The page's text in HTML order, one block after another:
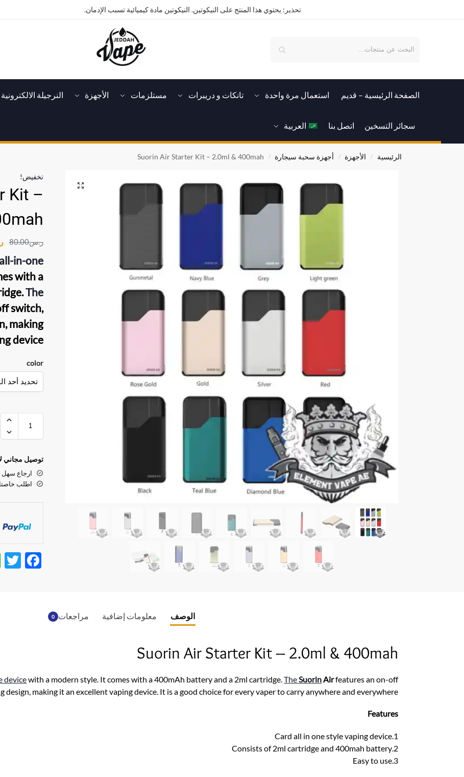
تحذير: يحتوي هذا المنتج على النيكوتين. النيكوتين مادة كيميائية تسبب الإدمان.
الصفحة الرئيسية – قدیم استعمال مرة واحدة تانكات و دريبرات مستلزمات الأجهزة النرجيلة الالكترونية
سجائر التسخين اتصل بنا العربية
الرئيسية / الأجهزة / أجهزة سحبة سيجارة /
Suorin Air Starter Kit – 2.0ml & 400mah
تخفيض!
Kit –
ر.س80.00
all-in-one
with a
The
switch,
making
device.
color
توصيل مجاني لأكثر من 300 درهم في
ارجاع سهل خلال
اطلب خاصتك قبل الساعة
F
الوصف معلومات إضافية مراجعات 0
Suorin Air Starter Kit – 2.0ml & 400mah
devicewith a modern style. It comes with a 400mAh battery and a 2ml cartridge.TheSuorin Airfeatures an on-off
making it an excellent vaping device. It is a good choice for every vaper to carry anywhere and everywhere!
Features
1.Card all in one style vaping device
2.Consists of 2ml cartridge and 400mah battery
3.Easy to use